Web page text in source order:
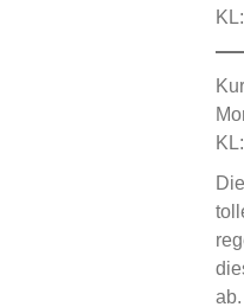
ab.